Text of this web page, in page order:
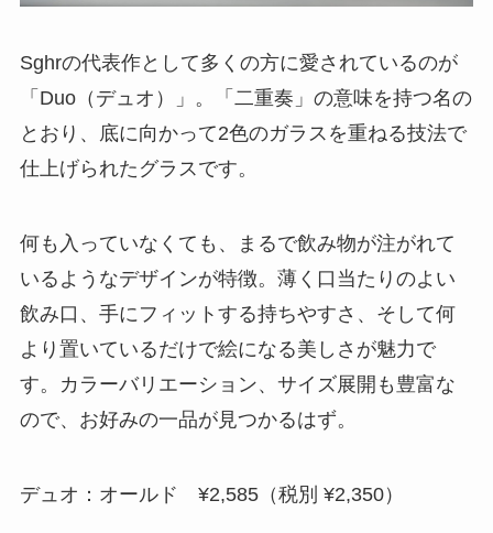
Sghrの代表作として多くの方に愛されているのが
「Duo（デュオ）」。「二重奏」の意味を持つ名の
とおり、底に向かって2色のガラスを重ねる技法で
仕上げられたグラスです。
何も入っていなくても、まるで飲み物が注がれて
いるようなデザインが特徴。薄く口当たりのよい
飲み口、手にフィットする持ちやすさ、そして何
より置いているだけで絵になる美しさが魅力で
す。カラーバリエーション、サイズ展開も豊富な
ので、お好みの一品が見つかるはず。
デュオ：オールド ¥2,585（税別 ¥2,350）